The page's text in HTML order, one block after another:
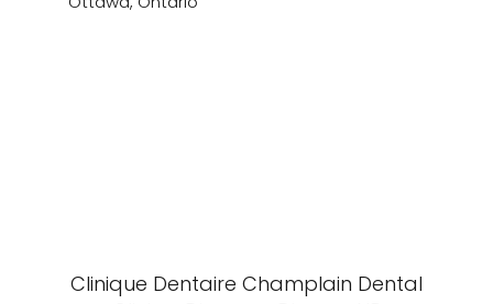
Clinique Dentaire Champlain Dental